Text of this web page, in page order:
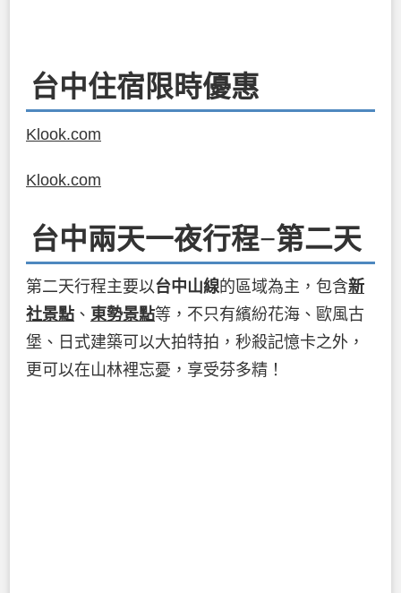
台中住宿限時優惠
Klook.com
Klook.com
台中兩天一夜行程−第二天
第二天行程主要以台中山線的區域為主，包含新
社景點 、 東勢景點等，不只有繽紛花海、歐風古
堡、日式建築可以大拍特拍，秒殺記憶卡之外，
更可以在山林裡忘憂，享受芬多精！